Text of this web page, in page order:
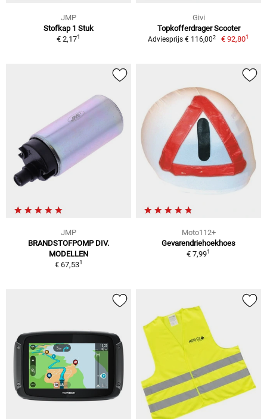
JMP
Stofkap 1 Stuk
€ 2,171
Givi
Topkofferdrager Scooter
Adviesprijs € 116,002 € 92,801
JMP
BRANDSTOFPOMP DIV.
MODELLEN
€ 67,531
Moto112+
Gevarendriehoekhoes
€ 7,991